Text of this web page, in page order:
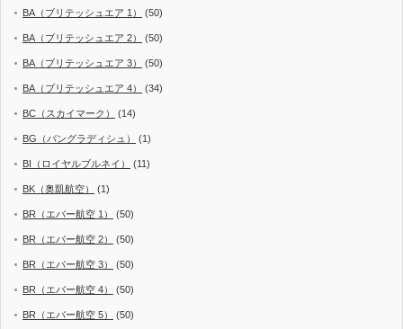
BA（ブリテッシュエア 1） (50)
BA（ブリテッシュエア 2） (50)
BA（ブリテッシュエア 3） (50)
BA（ブリテッシュエア 4） (34)
BC（スカイマーク） (14)
BG（バングラディシュ） (1)
BI（ロイヤルブルネイ） (11)
BK（奥凱航空） (1)
BR（エバー航空 1） (50)
BR（エバー航空 2） (50)
BR（エバー航空 3） (50)
BR（エバー航空 4） (50)
BR（エバー航空 5） (50)